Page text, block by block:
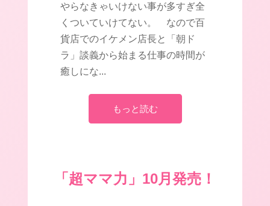
やらなきゃいけない事が多すぎ全
くついていけてない。 なので百
貨店でのイケメン店長と「朝ド
ラ」談義から始まる仕事の時間が
癒しにな...
もっと読む
「超ママ力」10月発売！